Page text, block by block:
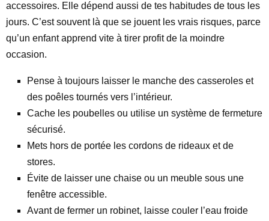
accessoires. Elle dépend aussi de tes habitudes de tous les
jours. C’est souvent là que se jouent les vrais risques, parce
qu’un enfant apprend vite à tirer profit de la moindre
occasion.
Pense à toujours laisser le manche des casseroles et
des poêles tournés vers l’intérieur.
Cache les poubelles ou utilise un système de fermeture
sécurisé.
Mets hors de portée les cordons de rideaux et de
stores.
Évite de laisser une chaise ou un meuble sous une
fenêtre accessible.
Avant de fermer un robinet, laisse couler l’eau froide